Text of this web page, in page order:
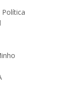
Política